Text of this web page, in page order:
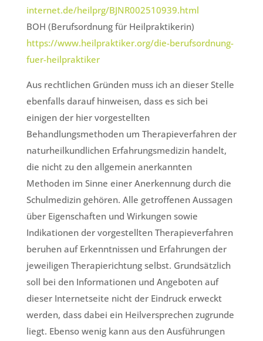
internet.de/heilprg/BJNR002510939.html
BOH (Berufsordnung für Heilpraktikerin)
https://www.heilpraktiker.org/die-berufsordnung-
fuer-heilpraktiker
Aus rechtlichen Gründen muss ich an dieser Stelle
ebenfalls darauf hinweisen, dass es sich bei
einigen der hier vorgestellten
Behandlungsmethoden um Therapieverfahren der
naturheilkundlichen Erfahrungsmedizin handelt,
die nicht zu den allgemein anerkannten
Methoden im Sinne einer Anerkennung durch die
Schulmedizin gehören. Alle getroffenen Aussagen
über Eigenschaften und Wirkungen sowie
Indikationen der vorgestellten Therapieverfahren
beruhen auf Erkenntnissen und Erfahrungen der
jeweiligen Therapierichtung selbst. Grundsätzlich
soll bei den Informationen und Angeboten auf
dieser Internetseite nicht der Eindruck erweckt
werden, dass dabei ein Heilversprechen zugrunde
liegt. Ebenso wenig kann aus den Ausführungen